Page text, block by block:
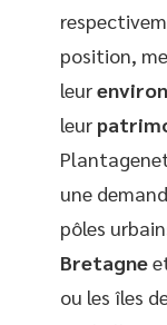
position,
leur
leur
une
pôles
Bretagne
ou les îles